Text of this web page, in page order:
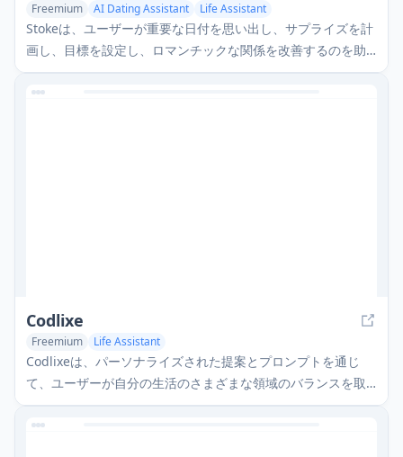
Freemium AI Dating Assistant Life Assistant
Stokeは、ユーザーが重要な日付を思い出し、サプライズを計
画し、目標を設定し、ロマンチックな関係を改善するのを助
けるAI駆動の関係アシスタントアプリです。
Codlixe
Freemium Life Assistant
Codlixeは、パーソナライズされた提案とプロンプトを通じ
て、ユーザーが自分の生活のさまざまな領域のバランスを取
るのを助けるAI駆動の目標設定およびジャーナリングプラッ
トフォームです。